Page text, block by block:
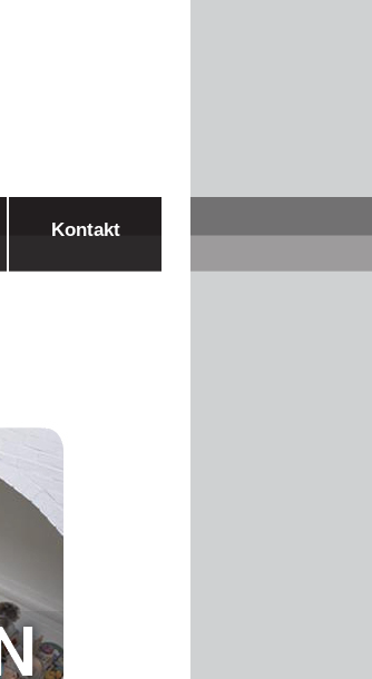
Kontakt